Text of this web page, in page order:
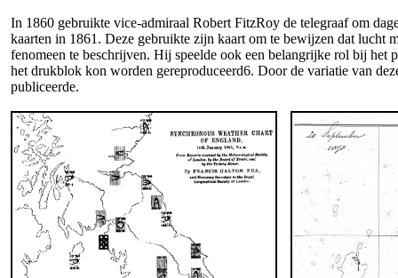
In 1860 gebruikte vice-admiraal Robert FitzRoy de telegraaf om
kaarten in 1861. Deze gebruikte zijn kaart om te bewijzen dat lucht
fenomeen te beschrijven. Hij speelde ook een belangrijke rol bij het
het drukblok kon worden gereproduceerd6. Door de variatie van
publiceerde.